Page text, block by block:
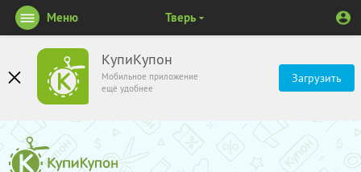
КупиКупон
Мобильное приложение
ещё удобнее
Загрузить
Меню Тверь